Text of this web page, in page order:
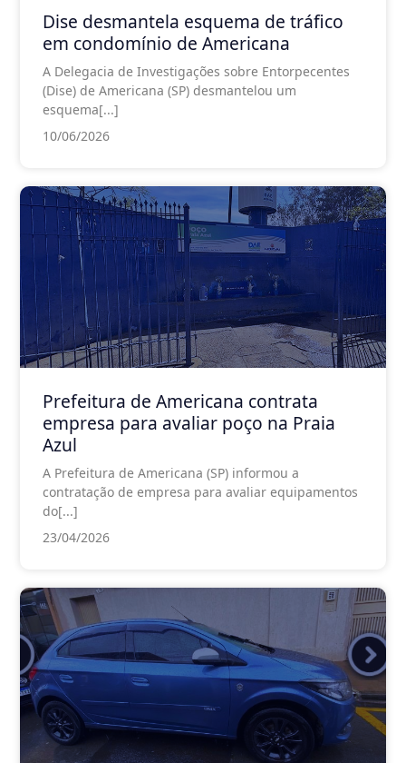
Dise desmantela esquema de tráfico
em condomínio de Americana
A Delegacia de Investigações sobre Entorpecentes
(Dise) de Americana (SP) desmantelou um
esquema[...]
10/06/2026
Prefeitura de Americana contrata
empresa para avaliar poço na Praia
Azul
A Prefeitura de Americana (SP) informou a
contratação de empresa para avaliar equipamentos
do[...]
23/04/2026